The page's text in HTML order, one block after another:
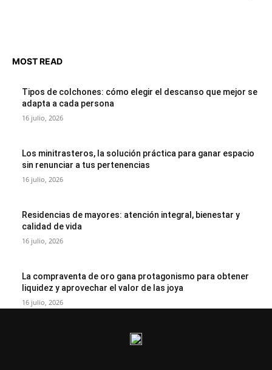
MOST READ
Tipos de colchones: cómo elegir el descanso que mejor se
adapta a cada persona
16 julio, 2026
Los minitrasteros, la solución práctica para ganar espacio
sin renunciar a tus pertenencias
16 julio, 2026
Residencias de mayores: atención integral, bienestar y
calidad de vida
16 julio, 2026
La compraventa de oro gana protagonismo para obtener
liquidez y aprovechar el valor de las joya
16 julio, 2026